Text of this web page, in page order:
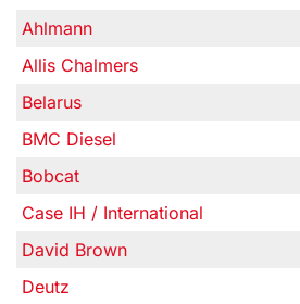
Ahlmann
Allis Chalmers
Belarus
BMC Diesel
Bobcat
Case IH / International
David Brown
Deutz